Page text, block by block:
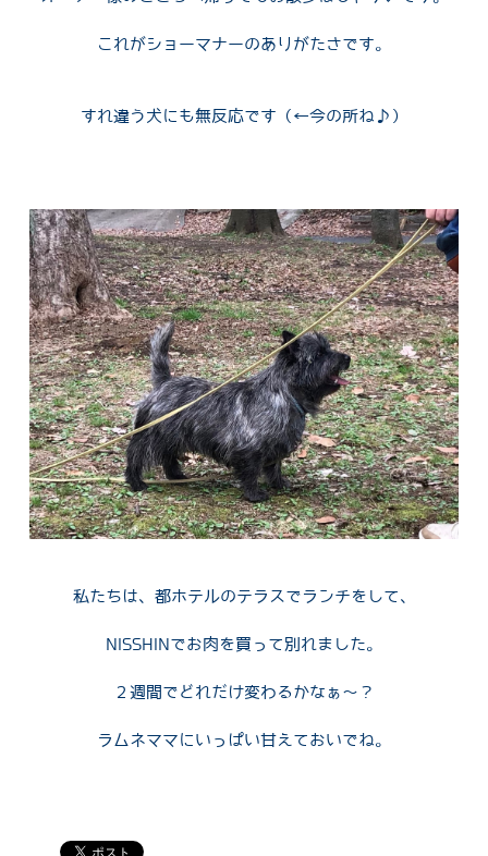
これがショーマナーのありがたさです。
すれ違う犬にも無反応です（←今の所ね♪）
私たちは、都ホテルのテラスでランチをして、
NISSHINでお肉を買って別れました。
２週間でどれだけ変わるかなぁ〜？
ラムネママにいっぱい甘えておいでね。